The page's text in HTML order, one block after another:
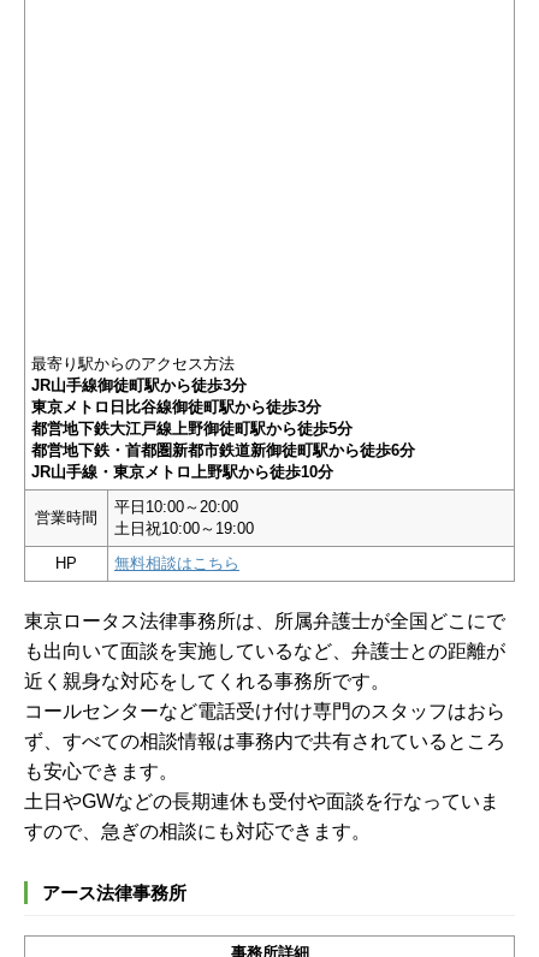
最寄り駅からのアクセス方法
JR山手線御徒町駅から徒歩3分
東京メトロ日比谷線御徒町駅から徒歩3分
都営地下鉄大江戸線上野御徒町駅から徒歩5分
都営地下鉄・首都圏新都市鉄道新御徒町駅から徒歩6分
JR山手線・東京メトロ上野駅から徒歩10分
営業時間
平日10:00～20:00
土日祝10:00～19:00
HP
無料相談はこちら
東京ロータス法律事務所は、所属弁護士が全国どこにで
も出向いて面談を実施しているなど、弁護士との距離が
近く親身な対応をしてくれる事務所です。
コールセンターなど電話受け付け専門のスタッフはおら
ず、すべての相談情報は事務内で共有されているところ
も安心できます。
土日やGWなどの長期連休も受付や面談を行なっていま
すので、急ぎの相談にも対応できます。
アース法律事務所
事務所詳細